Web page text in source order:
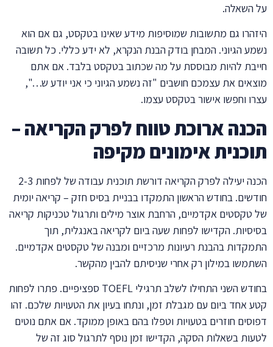
על השאלה.
היזהרו גם מתשובות שמוסיפות מידע שאינו בטקסט, גם אם הוא
נשמע הגיוני. המבחן בודק הבנת הנקרא, לא ידע כללי. כל תשובה
חייבת להיות מבוססת על מה שכתוב בטקסט בלבד. אם אתם
מוצאים את עצמכם חושבים "זה נשמע הגיוני כי אני יודע ש…",
עצרו וחפשו אישור בטקסט עצמו.
הכנה ארוכת טווח לפרק הקריאה –
תוכנית אימונים מקיפה
הכנה יעילה לפרק הקריאה דורשת תוכנית עבודה של לפחות 2-3
חודשים. בחודש הראשון התמקדו בבניית בסיס חזק – קריאה יומית
של טקסטים אקדמיים, הרחבת אוצר מילים ותרגול טכניקות קריאה
בסיסיות. הקדישו לפחות שעה ביום לקריאה באנגלית, תוך
התמקדות בהבנת רעיונות מרכזיים ומבנה של טקסטים אקדמיים.
השתמשו במילון רק אחרי שניסיתם להבין מהקשר.
בחודש השני התחילו לשלב תרגילי TOEFL ספציפיים. פתרו לפחות
קטע אחד ביום עם מגבלת זמן, ונתחו בעיון את הטעויות שלכם. זהו
דפוסים חוזרים בטעויות וטפלו בהם באופן ממוקד. אם אתם נוטים
לטעות בשאלות הסקה, הקדישו זמן נוסף לתרגול סוג זה של